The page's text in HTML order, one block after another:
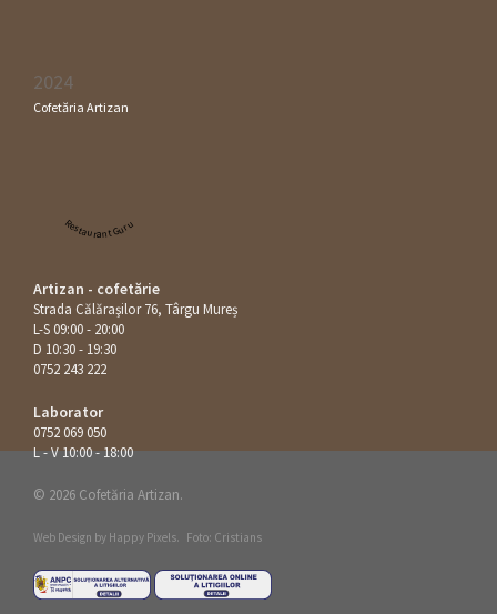
2024
Cofetăria Artizan
Restaurant Guru
Artizan - cofetărie
Strada Călăraşilor 76, Târgu Mureș
L-S 09:00 - 20:00
D 10:30 - 19:30
0752 243 222
Laborator
0752 069 050
L - V 10:00 - 18:00
© 2026 Cofetăria Artizan.
Web Design by Happy Pixels. Foto: Cristians